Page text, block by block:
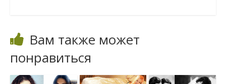
Вам также может
понравиться